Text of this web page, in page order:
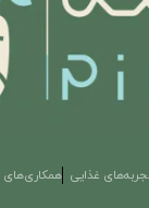
غذایی همکاری‌های